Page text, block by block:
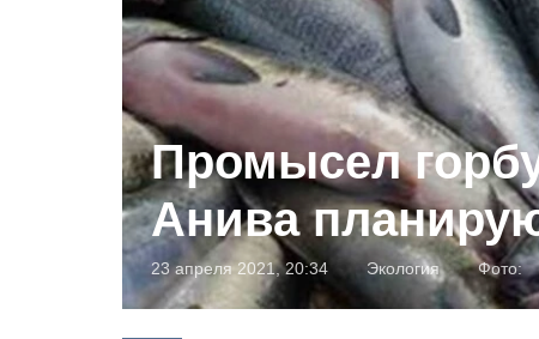
Промысел
Анива
23 апреля 2021, 20:34 Экология Фото: